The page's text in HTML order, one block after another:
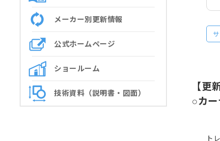
メーカー別更新情報
公式ホームページ
ショールーム
技術資料（説明書・図面）
【更
○カ
ト